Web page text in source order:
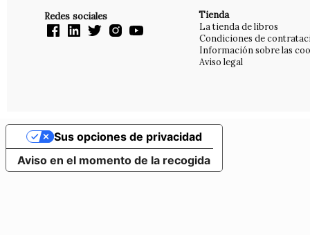
Redes sociales Tienda
La tienda de libros
Condiciones de
Información sobre las
Aviso legal
Aviso en el momento de la recogida
Sus opciones de privacidad